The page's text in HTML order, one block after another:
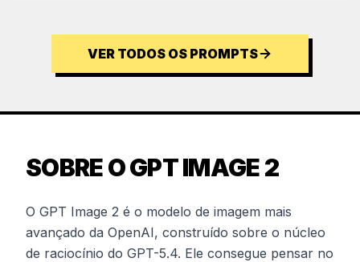
VER TODOS OS PROMPTS
SOBRE O GPT IMAGE 2
O GPT Image 2 é o modelo de imagem mais
avançado da OpenAI, construído sobre o núcleo
de raciocínio do GPT-5.4. Ele consegue pensar no